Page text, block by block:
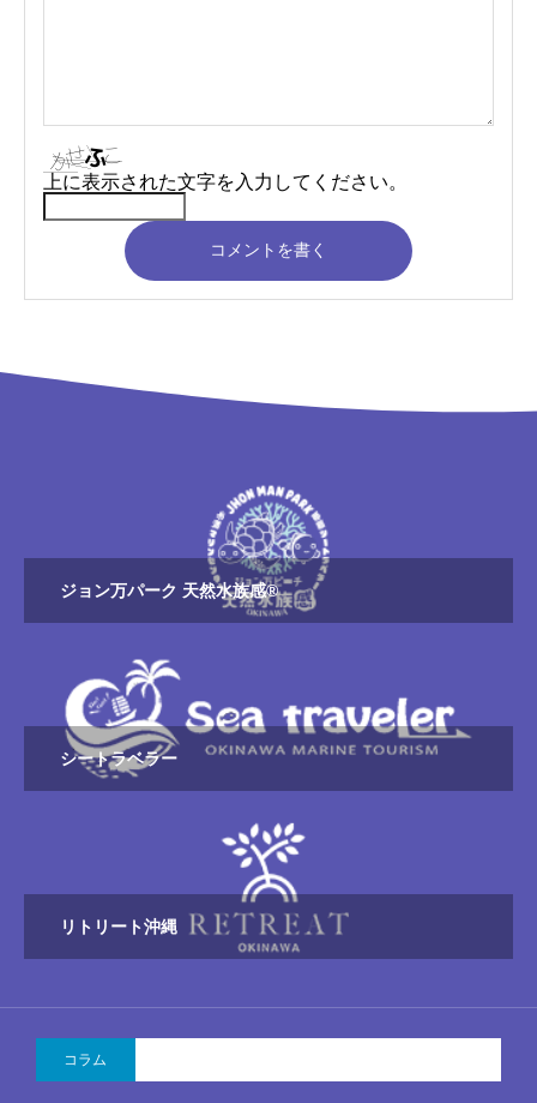
上に表示された文字を入力してください。
コメントを書く
ジョン万パーク 天然水族感®
シートラベラー
リトリート沖縄
コラム